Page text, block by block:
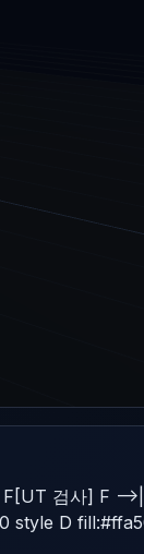
검사] F --
style D